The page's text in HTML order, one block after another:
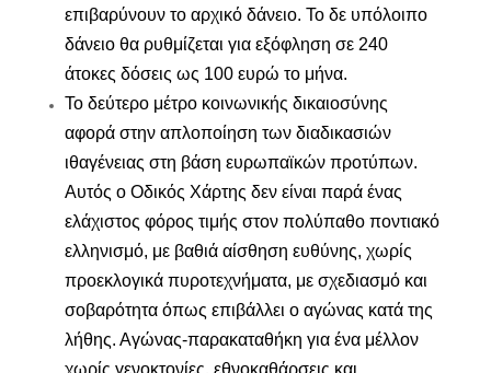
επιβαρύνουν το αρχικό δάνειο. Το δε υπόλοιπο
δάνειο θα ρυθμίζεται για εξόφληση σε 240
άτοκες δόσεις ως 100 ευρώ το μήνα.
Το δεύτερο μέτρο κοινωνικής δικαιοσύνης
αφορά στην απλοποίηση των διαδικασιών
ιθαγένειας στη βάση ευρωπαϊκών προτύπων.
Αυτός ο Οδικός Χάρτης δεν είναι παρά ένας
ελάχιστος φόρος τιμής στον πολύπαθο ποντιακό
ελληνισμό, με βαθιά αίσθηση ευθύνης, χωρίς
προεκλογικά πυροτεχνήματα, με σχεδιασμό και
σοβαρότητα όπως επιβάλλει ο αγώνας κατά της
λήθης. Αγώνας-παρακαταθήκη για ένα μέλλον
χωρίς γενοκτονίες, εθνοκαθάρσεις και